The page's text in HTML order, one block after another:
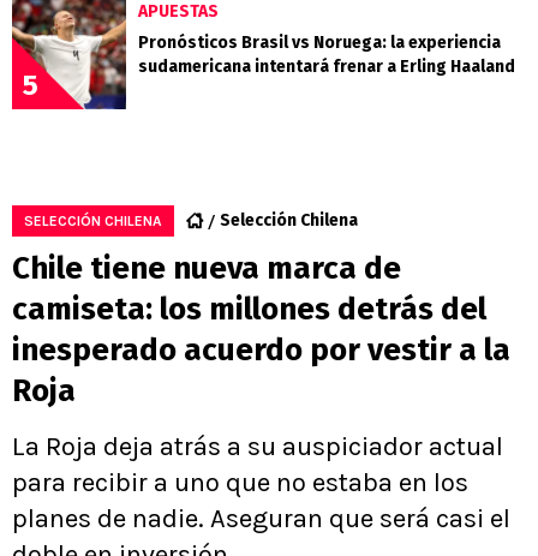
5
APUESTAS
Pronósticos Brasil vs Noruega: la experiencia
sudamericana intentará frenar a Erling Haaland
SELECCIÓN CHILENA Selección Chilena
Chile tiene nueva marca de
camiseta: los millones detrás del
inesperado acuerdo por vestir a la
Roja
La Roja deja atrás a su auspiciador actual
para recibir a uno que no estaba en los
planes de nadie. Aseguran que será casi el